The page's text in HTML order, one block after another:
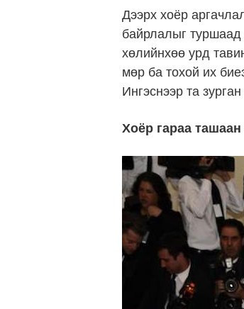
Дээрх хоёр
байрлалыг туршаад
хөлийнхөө урд
мөр ба тохой их
Ингэснээр та
Хоёр гараа